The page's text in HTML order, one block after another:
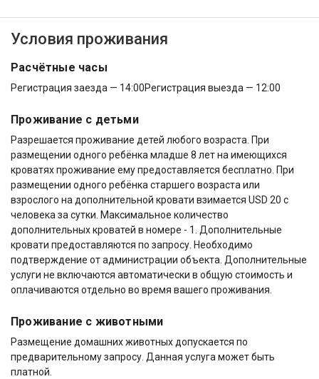
Условия проживания
Расчётные часы
Регистрация заезда — 14:00Регистрация выезда — 12:00
Проживание с детьми
Разрешается проживание детей любого возраста. При
размещении одного ребёнка младше 8 лет на имеющихся
кроватях проживание ему предоставляется бесплатно. При
размещении одного ребёнка старшего возраста или
взрослого на дополнительной кровати взимается USD 20 с
человека за сутки. Максимальное количество
дополнительных кроватей в номере - 1. Дополнительные
кровати предоставляются по запросу. Необходимо
подтверждение от администрации объекта. Дополнительные
услуги не включаются автоматически в общую стоимость и
оплачиваются отдельно во время вашего проживания.
Проживание с животными
Размещение домашних животных допускается по
предварительному запросу. Данная услуга может быть
платной.